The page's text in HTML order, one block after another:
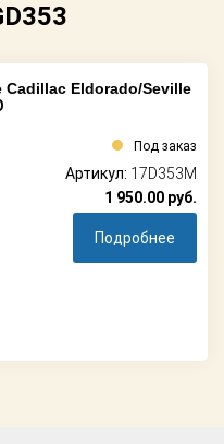
Eldorado/Seville
Под заказ
Артикул: 17D353M
1 950.00 руб.
Подробнее